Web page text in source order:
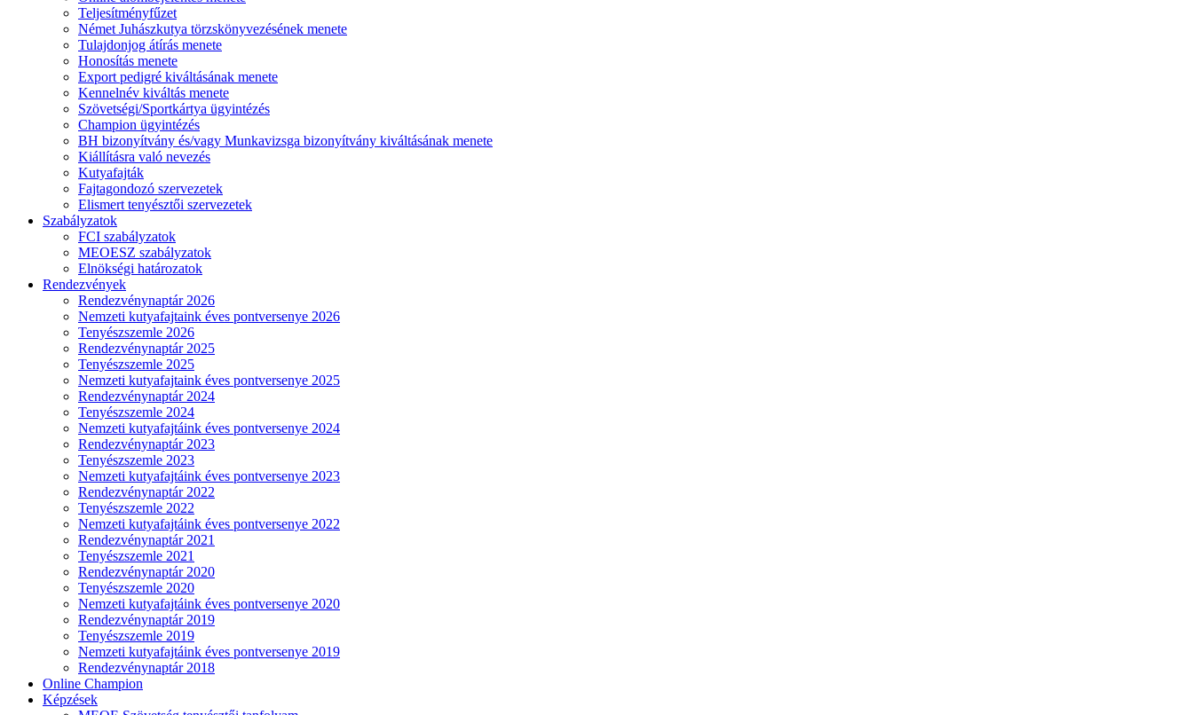
Teljesítményfűzet
Német Juhászkutya törzskönyvezésének menete
Tulajdonjog átírás menete
Honosítás menete
Export pedigré kiváltásának menete
Kennelnév kiváltás menete
Szövetségi/Sportkártya ügyintézés
Champion ügyintézés
BH bizonyítvány és/vagy Munkavizsga bizonyítvány kiváltásának menete
Kiállításra való nevezés
Kutyafajták
Fajtagondozó szervezetek
Elismert tenyésztői szervezetek
Szabályzatok
FCI szabályzatok
MEOESZ szabályzatok
Elnökségi határozatok
Rendezvények
Rendezvénynaptár 2026
Nemzeti kutyafajtaink éves pontversenye 2026
Tenyészszemle 2026
Rendezvénynaptár 2025
Tenyészszemle 2025
Nemzeti kutyafajtaink éves pontversenye 2025
Rendezvénynaptár 2024
Tenyészszemle 2024
Nemzeti kutyafajtáink éves pontversenye 2024
Rendezvénynaptár 2023
Tenyészszemle 2023
Nemzeti kutyafajtáink éves pontversenye 2023
Rendezvénynaptár 2022
Tenyészszemle 2022
Nemzeti kutyafajtáink éves pontversenye 2022
Rendezvénynaptár 2021
Tenyészszemle 2021
Rendezvénynaptár 2020
Tenyészszemle 2020
Nemzeti kutyafajtáink éves pontversenye 2020
Rendezvénynaptár 2019
Tenyészszemle 2019
Nemzeti kutyafajtáink éves pontversenye 2019
Rendezvénynaptár 2018
Online Champion
Képzések